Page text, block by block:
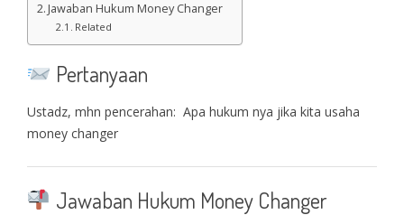
Jawaban Hukum Money Changer
Related
Pertanyaan
Ustadz, mhn pencerahan: Apa hukum nya jika kita usaha
money changer
Jawaban Hukum Money Changer